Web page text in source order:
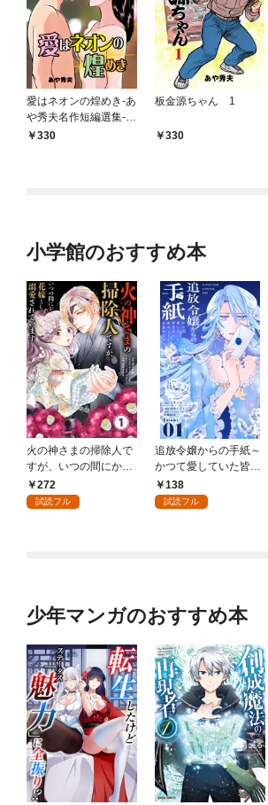
愛はネオンの煌めき-あ
や秀夫名作短編選集-
1 330
板金源ちゃん 1
330
小学館のおすすめ本
火の神さまの掃除人で
すが、いつの間にか花
嫁として溺愛されてい
ます【単話】（１）
272
試読フル
追放令嬢からの手紙～
かつて愛していた皆さ
まへ 私のことなどお忘
れですか？～【単話】
138
試読フル
少年マンガのおすすめ本